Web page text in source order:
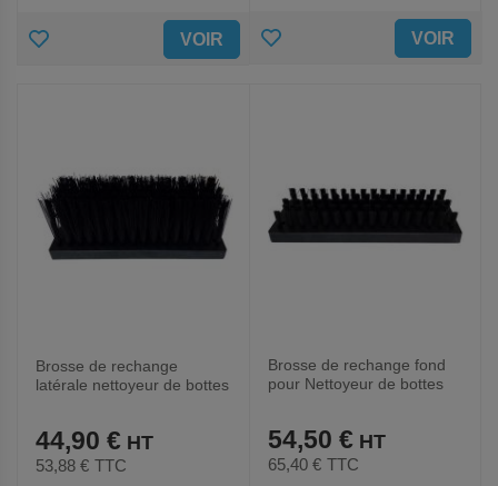
AJOUTER VOIR AJOUTER VOIR
Brosse de rechange
latérale nettoyeur de bottes
44,90 €
53,88 € TTC
Brosse de rechange fond
pour Nettoyeur de bottes
54,50 €
65,40 € TTC